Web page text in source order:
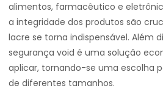
alimentos, farmacêutico e
a integridade dos produtos são
lacre se torna indispensável. Além
segurança void é uma solução
aplicar, tornando-se uma escolha
de diferentes tamanhos.